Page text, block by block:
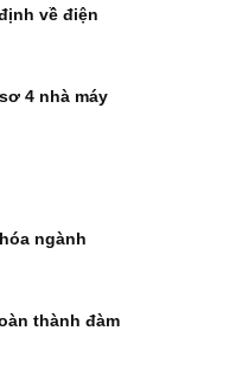
về điện
4 nhà máy
ngành
thành đàm